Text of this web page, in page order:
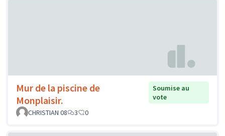
Mur de la piscine de
Monplaisir.
Soumise au
vote
CHRISTIAN 08
3 0